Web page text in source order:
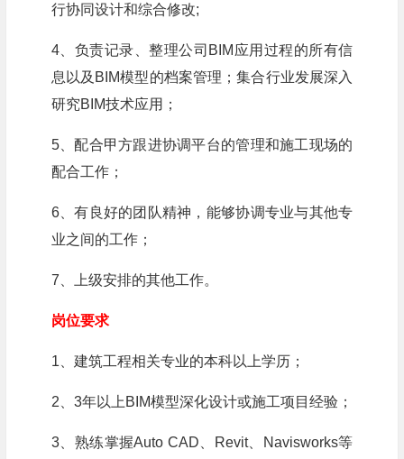
行协同设计和综合修改;
4、负责记录、整理公司BIM应用过程的所有信
息以及BIM模型的档案管理；集合行业发展深入
研究BIM技术应用；
5、配合甲方跟进协调平台的管理和施工现场的
配合工作；
6、有良好的团队精神，能够协调专业与其他专
业之间的工作；
7、上级安排的其他工作。
岗位要求
1、建筑工程相关专业的本科以上学历；
2、3年以上BIM模型深化设计或施工项目经验；
3、熟练掌握Auto CAD、Revit、Navisworks等